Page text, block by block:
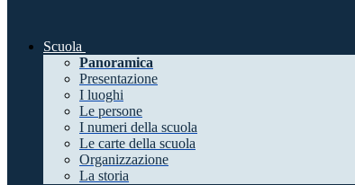
Scuola
Panoramica
Presentazione
I luoghi
Le persone
I numeri della scuola
Le carte della scuola
Organizzazione
La storia